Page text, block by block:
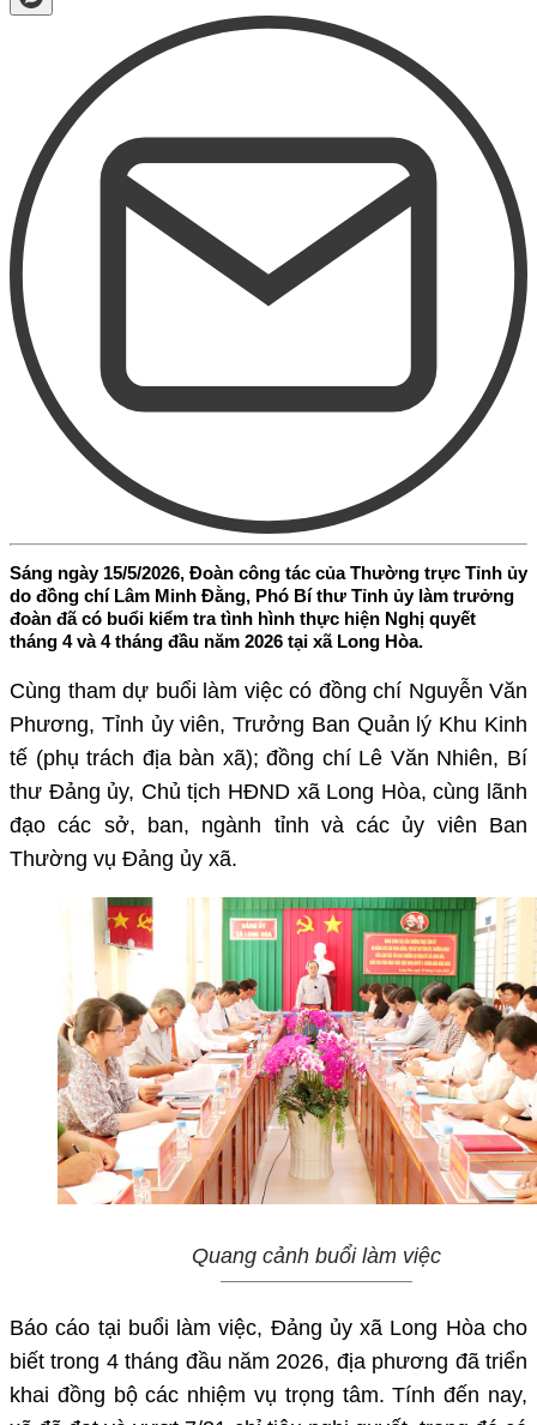
Sáng ngày 15/5/2026, Đoàn công tác của Thường trực Tỉnh ủy
do đồng chí Lâm Minh Đằng, Phó Bí thư Tỉnh ủy làm trưởng
đoàn đã có buổi kiểm tra tình hình thực hiện Nghị quyết
tháng 4 và 4 tháng đầu năm 2026 tại xã Long Hòa.
Cùng tham dự buổi làm việc có đồng chí Nguyễn Văn
Phương, Tỉnh ủy viên, Trưởng Ban Quản lý Khu Kinh
tế (phụ trách địa bàn xã); đồng chí Lê Văn Nhiên, Bí
thư Đảng ủy, Chủ tịch HĐND xã Long Hòa, cùng lãnh
đạo các sở, ban, ngành tỉnh và các ủy viên Ban
Thường vụ Đảng ủy xã.
Quang cảnh buổi làm việc
Báo cáo tại buổi làm việc, Đảng ủy xã Long Hòa cho
biết trong 4 tháng đầu năm 2026, địa phương đã triển
khai đồng bộ các nhiệm vụ trọng tâm. Tính đến nay,